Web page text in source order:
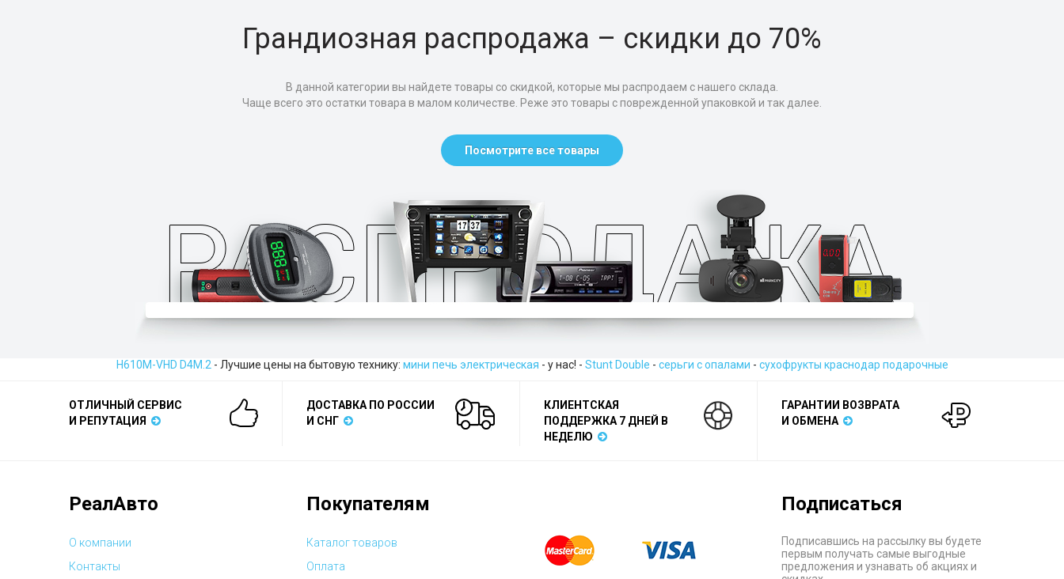
Грандиозная распродажа – скидки до 70%
В данной категории вы найдете товары со скидкой, которые мы распродаем с нашего склада.
Чаще всего это остатки товара в малом количестве. Реже это товары с поврежденной упаковкой и так далее.
Посмотрите все товары
H610M-VHD D4M.2 - Лучшие цены на бытовую технику: мини печь электрическая - у нас! - Stunt Double - серьги с опалами - сухофрукты краснодар подарочные
ОТЛИЧНЫЙ СЕРВИС
И РЕПУТАЦИЯ
ДОСТАВКА ПО РОССИИ
И СНГ
КЛИЕНТСКАЯ
ПОДДЕРЖКА 7 ДНЕЙ В
НЕДЕЛЮ
ГАРАНТИИ ВОЗВРАТА
И ОБМЕНА
РеалАвто
О компании
Контакты
Покупателям
Каталог товаров
Оплата
Подписаться
Подписавшись на рассылку вы будете
первым получать самые выгодные
предложения и узнавать об акциях и